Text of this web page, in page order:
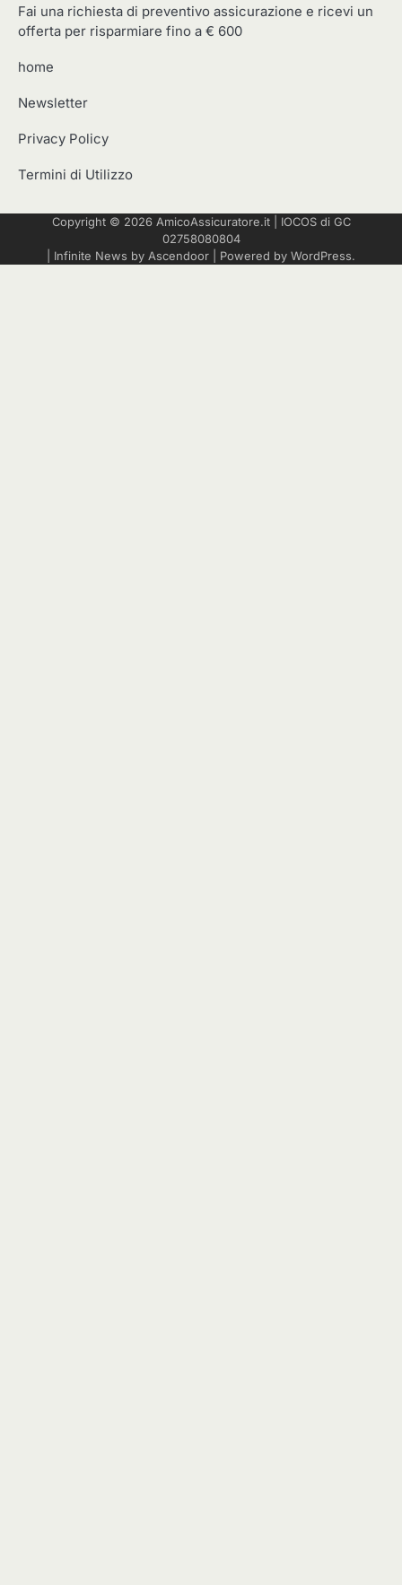
Fai una richiesta di preventivo assicurazione e ricevi un
offerta per risparmiare fino a € 600
home
Newsletter
Privacy Policy
Termini di Utilizzo
Copyright © 2026 AmicoAssicuratore.it| IOCOSdi GC
02758080804
| Infinite News by Ascendoor | Powered by WordPress.